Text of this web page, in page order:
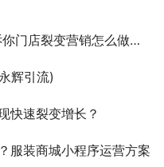
变营销怎么做？全网最干货)
辉引流)
快速裂变增长？
服装商城小程序运营方案